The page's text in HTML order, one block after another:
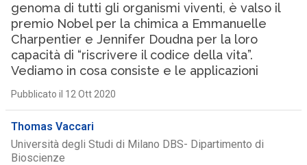
genoma di tutti gli organismi viventi, è valso il
premio Nobel per la chimica a Emmanuelle
Charpentier e Jennifer Doudna per la loro
capacità di “riscrivere il codice della vita”.
Vediamo in cosa consiste e le applicazioni
Pubblicato il 12 Ott 2020
Thomas Vaccari
Università degli Studi di Milano DBS- Dipartimento di
Bioscienze